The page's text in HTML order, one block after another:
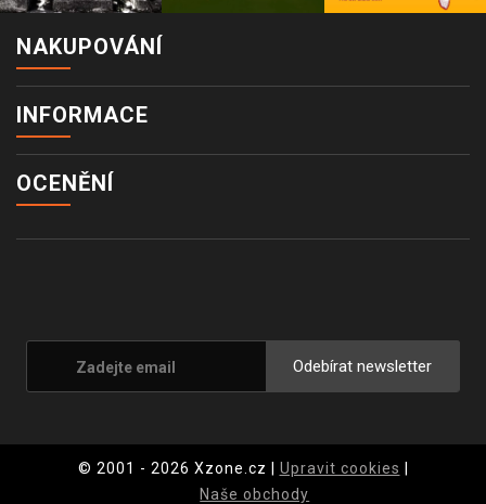
NAKUPOVÁNÍ
INFORMACE
OCENĚNÍ
Odebírat newsletter
© 2001 - 2026 Xzone.cz | Upravit cookies
Naše obchody